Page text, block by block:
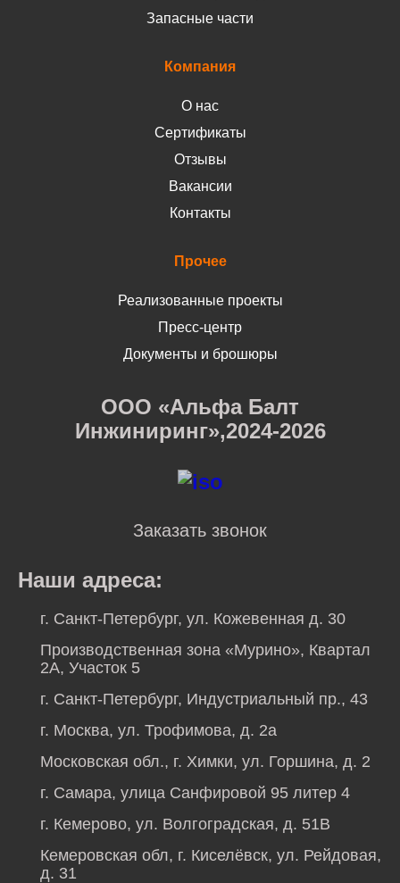
Запасные части
Компания
О нас
Сертификаты
Отзывы
Вакансии
Контакты
Прочее
Реализованные проекты
Пресс-центр
Документы и брошюры
ООО «Альфа Балт
Инжиниринг»,2024-2026
Заказать звонок
Наши адреса:
г. Санкт-Петербург, ул. Кожевенная д. 30
Производственная зона «Мурино», Квартал
2А, Участок 5
г. Санкт-Петербург, Индустриальный пр., 43
г. Москва, ул. Трофимова, д. 2а
Московская обл., г. Химки, ул. Горшина, д. 2
г. Самара, улица Санфировой 95 литер 4
г. Кемерово, ул. Волгоградская, д. 51В
Кемеровская обл, г. Киселёвск, ул. Рейдовая,
д. 31